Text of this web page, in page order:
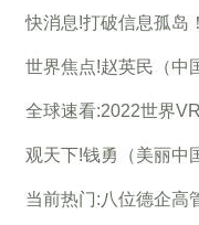
快消息!打破信息孤岛
世界焦点!赵英民（中
全球速看:2022世界
观天下!钱勇（美丽中
当前热门:八位德企高